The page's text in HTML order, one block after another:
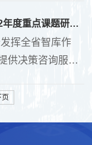
会发展科技创新
关于开展省政府研究室2022年度重点课题研究工作的通知
全省智库作
供决策咨询服
和《陕西省哲学
页